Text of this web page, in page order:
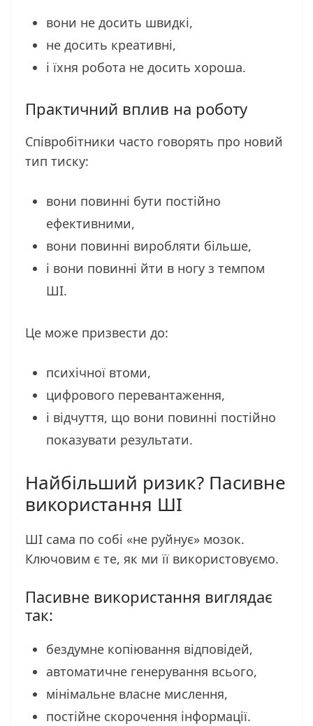
вони не досить швидкі,
не досить креативні,
і їхня робота не досить хороша.
Практичний вплив на роботу
Співробітники часто говорять про новий
тип тиску:
вони повинні бути постійно
ефективними,
вони повинні виробляти більше,
і вони повинні йти в ногу з темпом
ШІ.
Це може призвести до:
психічної втоми,
цифрового перевантаження,
і відчуття, що вони повинні постійно
показувати результати.
Найбільший ризик? Пасивне
використання ШІ
ШІ сама по собі «не руйнує» мозок.
Ключовим є те, як ми її використовуємо.
Пасивне використання виглядає
так:
бездумне копіювання відповідей,
автоматичне генерування всього,
мінімальне власне мислення,
постійне скорочення інформації.